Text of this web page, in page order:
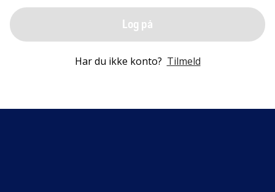
Log på
Har du ikke konto? Tilmeld